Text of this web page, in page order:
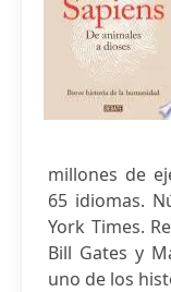
millones de
65 idiomas.
York Times.
Bill Gates y
uno de los